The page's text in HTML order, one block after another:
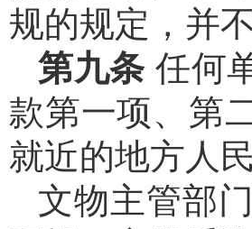
规的规定，并
第九条 任何
款第一项、第
就近的地方人
文物主管部